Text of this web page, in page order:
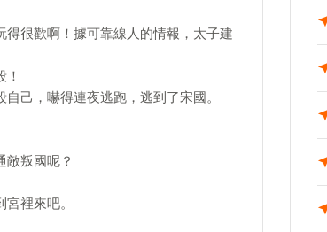
很歡啊！據可靠線人的情報，太子建
己，嚇得連夜逃跑，逃到了宋國。
敵叛國呢？
裡來吧。